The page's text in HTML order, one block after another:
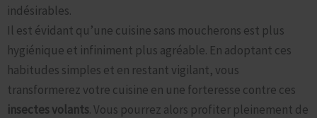
indésirables.
Il est évidant qu’une cuisine sans moucherons est plus
hygiénique et infiniment plus agréable. En adoptant ces
habitudes simples et en restant vigilant, vous
transformerez votre cuisine en une forteresse contre ces
insectes volants. Vous pourrez alors profiter pleinement de